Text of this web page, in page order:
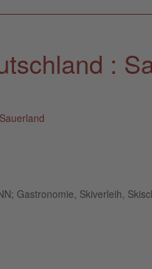
:
Gastronomie, Skiverleih,